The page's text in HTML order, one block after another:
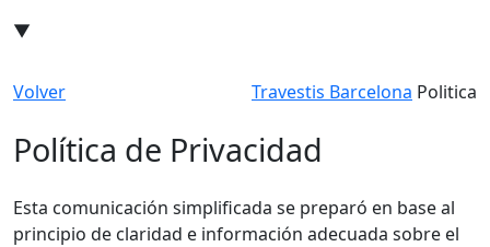
▼
Volver Travestis Barcelona Politica
Política de Privacidad
Esta comunicación simplificada se preparó en base al
principio de claridad e información adecuada sobre el